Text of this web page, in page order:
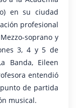
en su ciudad
profesional
soprano y
3, 4 y 5 de
Banda, Eileen
entendió
de partida
musical.